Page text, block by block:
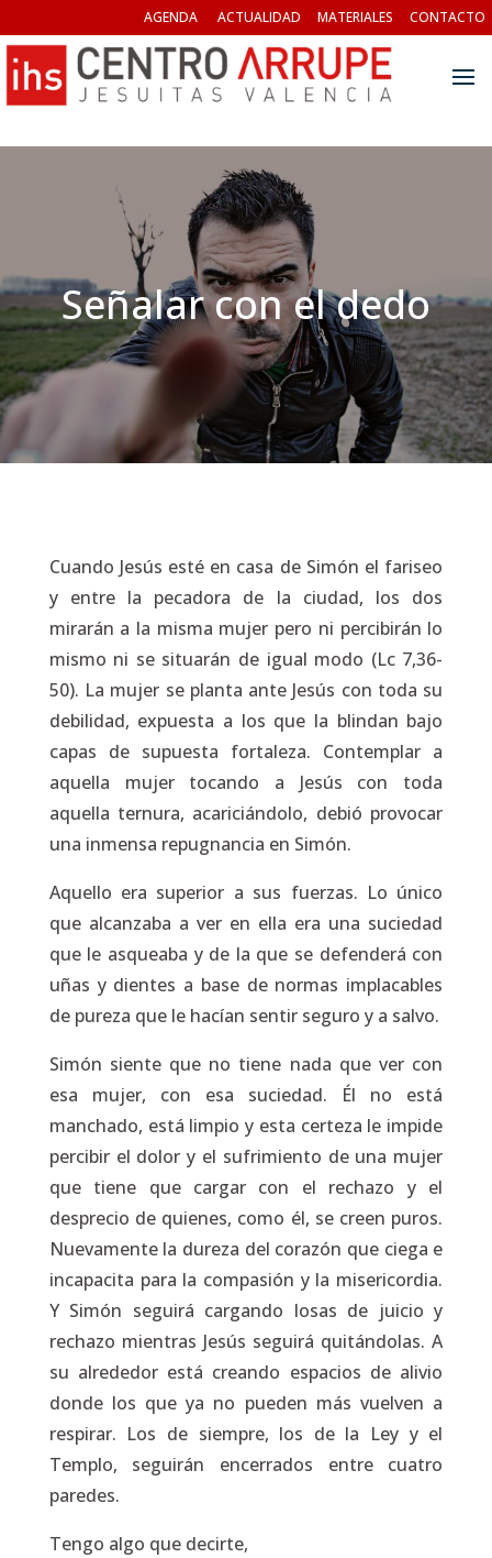
AGENDA ACTUALIDAD MATERIALES CONTACTO
Señalar con el dedo
Cuando Jesús esté en casa de Simón el fariseo
y entre la pecadora de la ciudad, los dos
mirarán a la misma mujer pero ni percibirán lo
mismo ni se situarán de igual modo (Lc 7,36-
50). La mujer se planta ante Jesús con toda su
debilidad, expuesta a los que la blindan bajo
capas de supuesta fortaleza. Contemplar a
aquella mujer tocando a Jesús con toda
aquella ternura, acariciándolo, debió provocar
una inmensa repugnancia en Simón.
Aquello era superior a sus fuerzas. Lo único
que alcanzaba a ver en ella era una suciedad
que le asqueaba y de la que se defenderá con
uñas y dientes a base de normas implacables
de pureza que le hacían sentir seguro y a salvo.
Simón siente que no tiene nada que ver con
esa mujer, con esa suciedad. Él no está
manchado, está limpio y esta certeza le impide
percibir el dolor y el sufrimiento de una mujer
que tiene que cargar con el rechazo y el
desprecio de quienes, como él, se creen puros.
Nuevamente la dureza del corazón que ciega e
incapacita para la compasión y la misericordia.
Y Simón seguirá cargando losas de juicio y
rechazo mientras Jesús seguirá quitándolas. A
su alrededor está creando espacios de alivio
donde los que ya no pueden más vuelven a
respirar. Los de siempre, los de la Ley y el
Templo, seguirán encerrados entre cuatro
paredes.
Tengo algo que decirte,